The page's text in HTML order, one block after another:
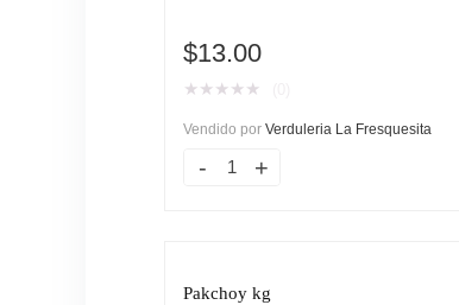
$13.00
★ ★ ★ ★ ★
Vendido por Verduleria La Fresquesita
Pakchoy kg